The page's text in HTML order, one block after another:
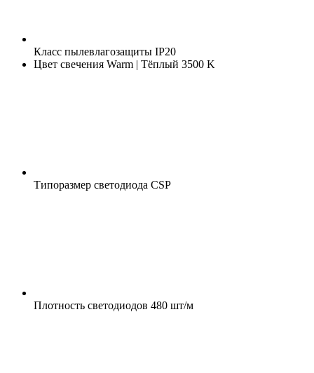
Класс пылевлагозащиты IP20
Цвет свечения Warm | Тёплый 3500 K
Типоразмер светодиода CSP
Плотность светодиодов 480 шт/м